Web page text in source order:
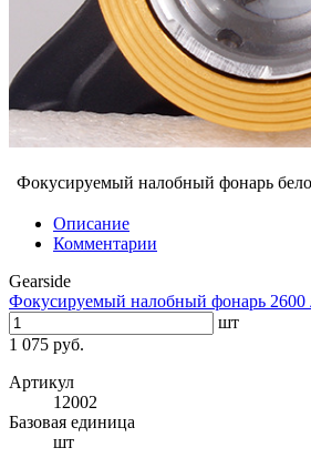
Фокусируемый налобный фонарь
Описание
Комментарии
Gearside
Фокусируемый налобный фонарь 2600
шт
1 075 руб.
Артикул
12002
Базовая единица
шт